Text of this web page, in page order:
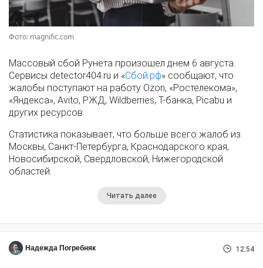
Фото: magnific.com
Массовый сбой Рунета произошел днем 6 августа.
Сервисы detector404.ru и «Сбой.рф» сообщают, что
жалобы поступают на работу Ozon, «Ростелекома»,
«Яндекса», Avito, РЖД, Wildberries, Т-банка, Picabu и
других ресурсов.
Статистика показывает, что больше всего жалоб из
Москвы, Санкт-Петербурга, Краснодарского края,
Новосибирской, Свердловской, Нижегородской
областей.
Читать далее
Надежда Погребняк 12:54